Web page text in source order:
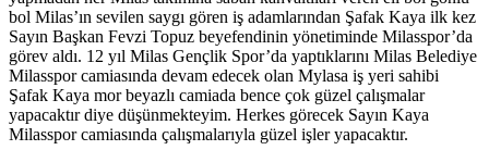
bol Milas’ın sevilen saygı gören iş adamlarından Şafak Kaya ilk kez
Sayın Başkan Fevzi Topuz beyefendinin yönetiminde Milasspor’da
görev aldı. 12 yıl Milas Gençlik Spor’da yaptıklarını Milas Belediye
Milasspor camiasında devam edecek olan Mylasa iş yeri sahibi
Şafak Kaya mor beyazlı camiada bence çok güzel çalışmalar
yapacaktır diye düşünmekteyim. Herkes görecek Sayın Kaya
Milasspor camiasında çalışmalarıyla güzel işler yapacaktır.